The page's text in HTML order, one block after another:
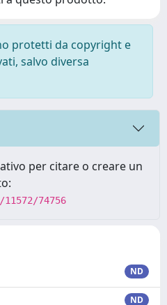
protetti da copyright e
salvo diversa
per citare o creare un
74756
ND
ND